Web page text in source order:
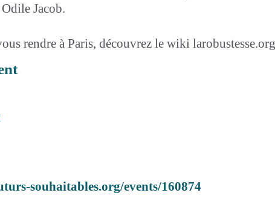
Jacob.
rendre à Paris, découvrez le wiki larobustesse.org
souhaitables.org/events/160874